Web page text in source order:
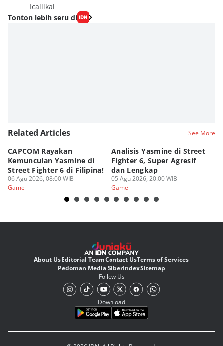
Icallikal
Tonton lebih seru di
Related Articles See More
CAPCOM Rayakan
Kemunculan Yasmine di
Street Fighter 6 di Filipina!
06 Agu 2026, 08:00 WIB
Game
Analisis Yasmine di Street
Fighter 6, Super Agresif
dan Lengkap
05 Agu 2026, 20:00 WIB
Game
About UsEditorial TeamContact UsTerms of Services
Pedoman Media SiberIndexSitemap
Follow Us
Download